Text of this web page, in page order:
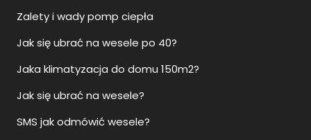
Zalety i wady pomp ciepła
Jak się ubrać na wesele po 40?
Jaka klimatyzacja do domu 150m2?
Jak się ubrać na wesele?
SMS jak odmówić wesele?